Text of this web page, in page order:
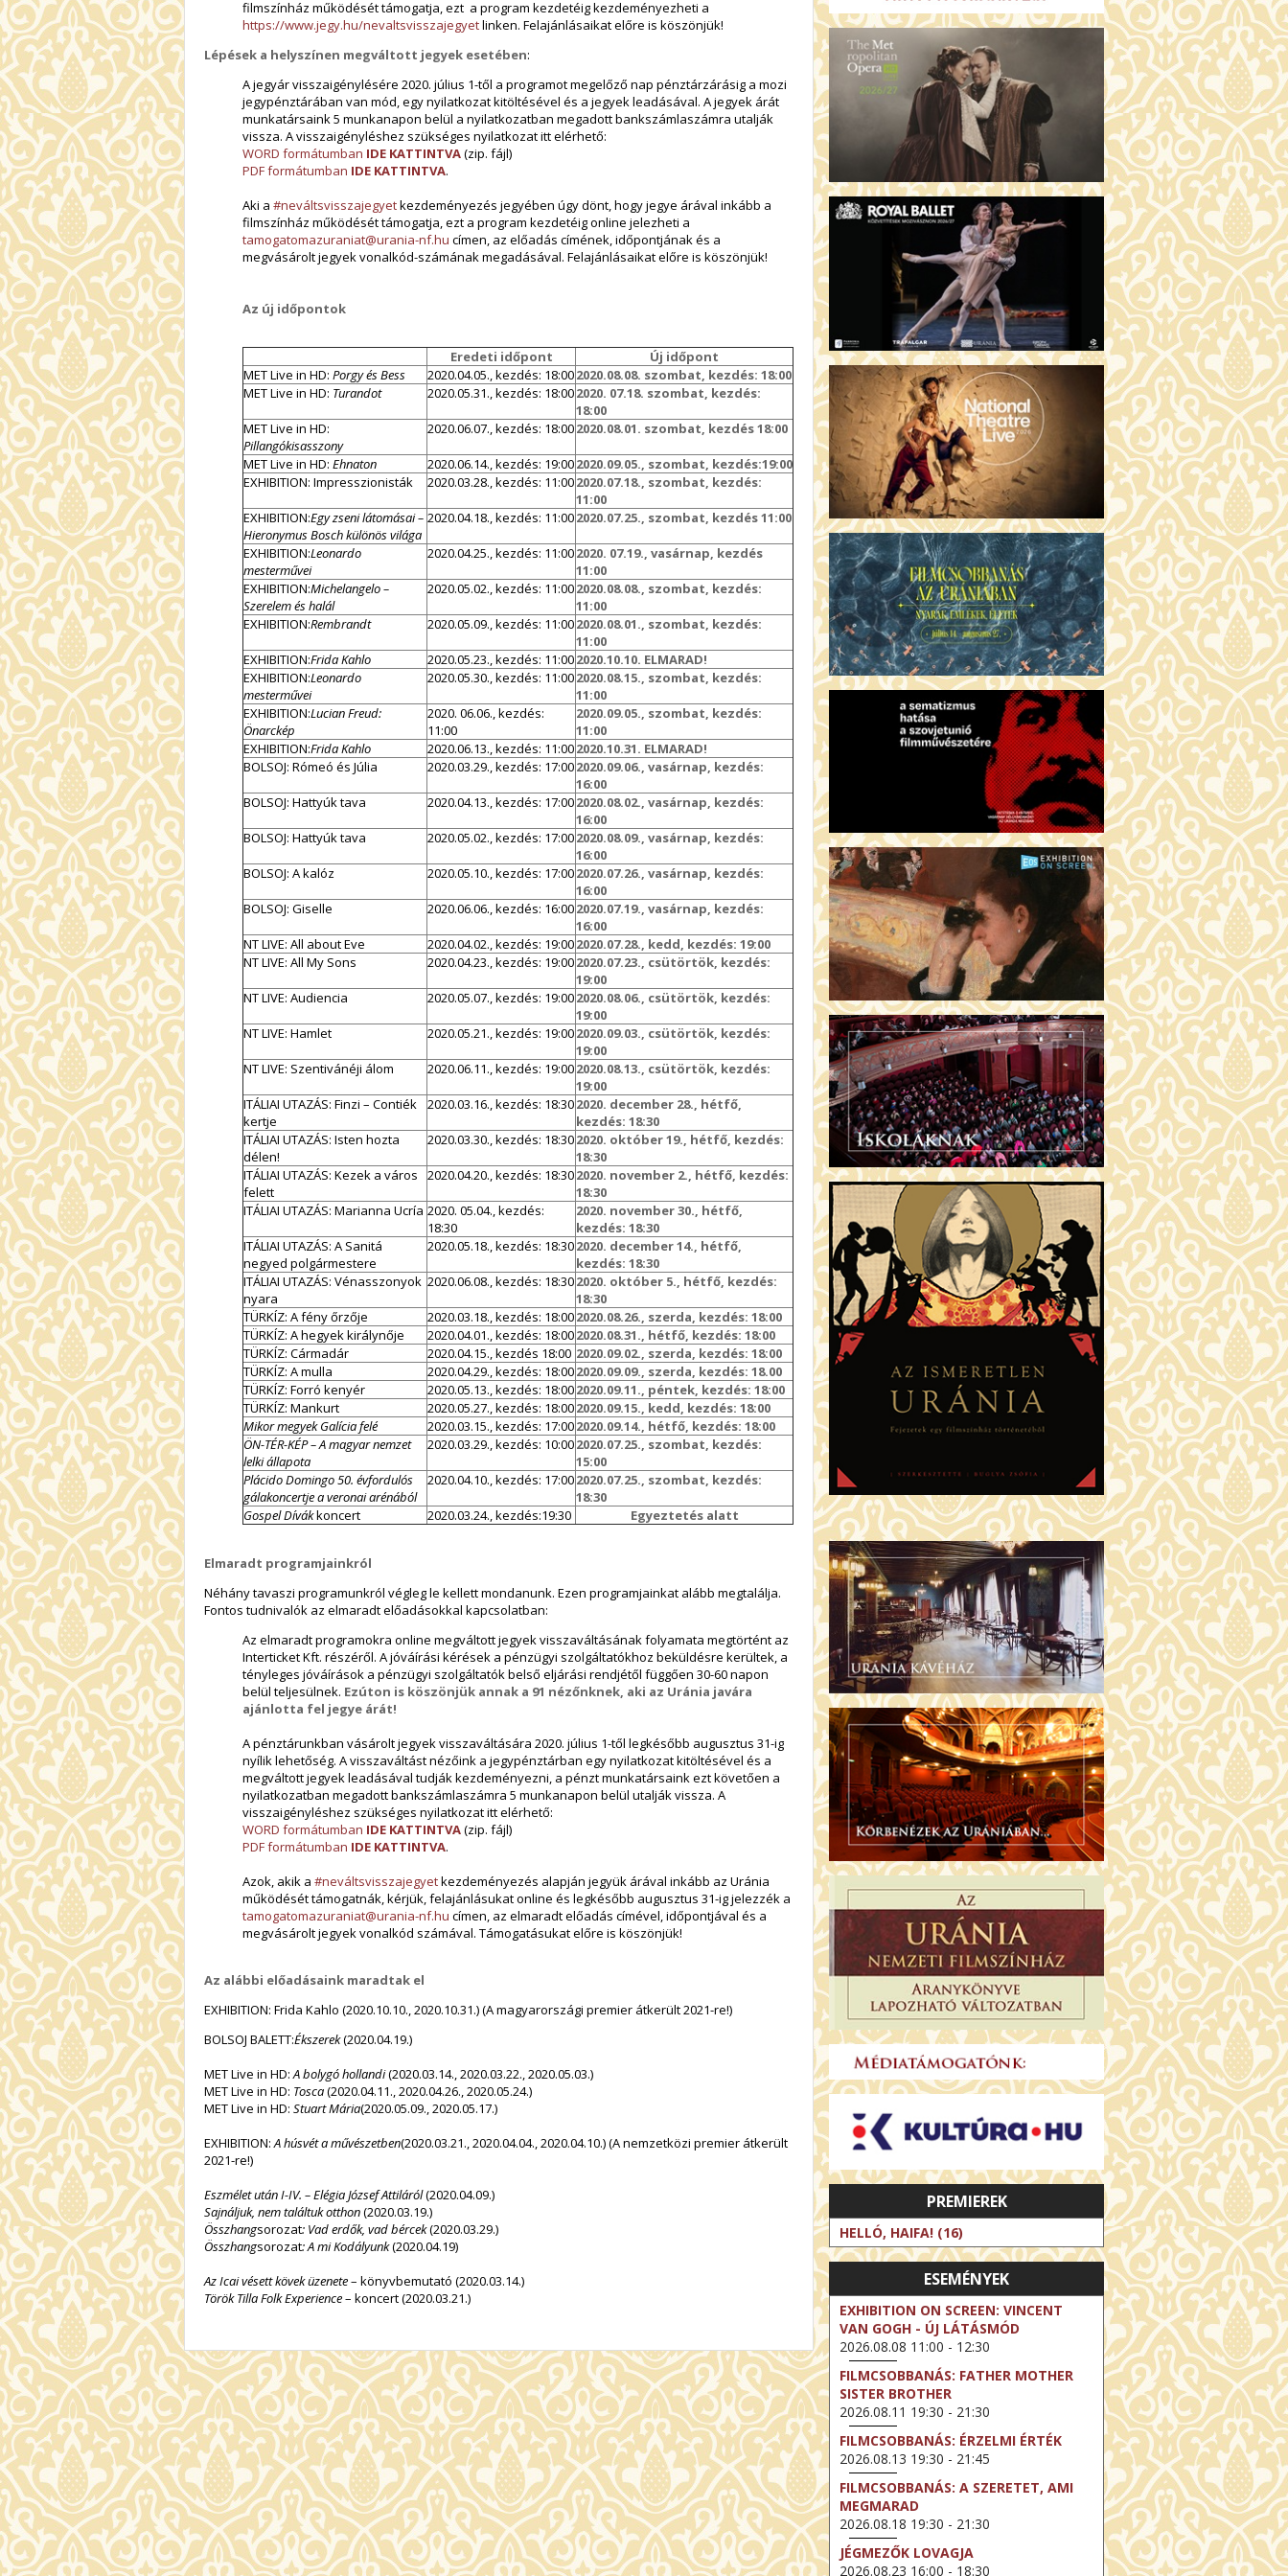
filmszínház működését támogatja, ezt a program kezdetéig kezdeményezheti a
https://www.jegy.hu/nevaltsvisszajegyetlinken. Felajánlásaikat előre is köszönjük!
Lépések a helyszínen megváltott jegyek esetében:
A jegyár visszaigénylésére 2020. július 1-től a programot megelőző nap pénztárzárásig a mozi
jegypénztárában van mód, egy nyilatkozat kitöltésével és a jegyek leadásával. A jegyek árát
munkatársaink 5 munkanapon belül a nyilatkozatban megadott bankszámlaszámra utalják
vissza. A visszaigényléshez szükséges nyilatkozat itt elérhető:
WORD formátumban IDE KATTINTVA(zip. fájl)
PDF formátumban IDE KATTINTVA.
Aki a #neváltsvisszajegyetkezdeményezés jegyében úgy dönt, hogy jegye árával inkább a
filmszínház működését támogatja, ezt a program kezdetéig online jelezheti a
tamogatomazuraniat@urania-nf.hu címen, az előadás címének, időpontjának és a
megvásárolt jegyek vonalkód-számának megadásával. Felajánlásaikat előre is köszönjük!
Az új időpontok
Eredeti időpont
Új időpont
MET Live in HD: Porgy és Bess 2020.04.05., kezdés: 18:002020.08.08. szombat, kezdés: 18:00
MET Live in HD: Turandot 2020.05.31., kezdés: 18:002020. 07.18. szombat, kezdés:
18:00
MET Live in HD:
Pillangókisasszony
2020.06.07., kezdés: 18:002020.08.01. szombat, kezdés 18:00
MET Live in HD: Ehnaton 2020.06.14., kezdés: 19:002020.09.05., szombat, kezdés:19:00
EXHIBITION: Impresszionisták
2020.03.28., kezdés: 11:002020.07.18., szombat, kezdés:
11:00
EXHIBITION:Egy zseni látomásai –
Hieronymus Bosch különös világa
2020.04.18., kezdés: 11:002020.07.25., szombat, kezdés 11:00
EXHIBITION:Leonardo
mesterművei
2020.04.25., kezdés: 11:002020. 07.19., vasárnap, kezdés
11:00
EXHIBITION:Michelangelo –
Szerelem és halál
2020.05.02., kezdés: 11:002020.08.08., szombat, kezdés:
11:00
EXHIBITION:Rembrandt 2020.05.09., kezdés: 11:002020.08.01., szombat, kezdés:
11:00
EXHIBITION:Frida Kahlo 2020.05.23., kezdés: 11:002020.10.10. ELMARAD!
EXHIBITION:Leonardo
mesterművei
2020.05.30., kezdés: 11:002020.08.15., szombat, kezdés:
11:00
EXHIBITION:Lucian Freud:
Önarckép
2020. 06.06., kezdés:
11:00
2020.09.05., szombat, kezdés:
11:00
EXHIBITION:Frida Kahlo 2020.06.13., kezdés: 11:002020.10.31. ELMARAD!
BOLSOJ: Rómeó és Júlia
2020.03.29., kezdés: 17:002020.09.06., vasárnap, kezdés:
16:00
BOLSOJ: Hattyúk tava
2020.04.13., kezdés: 17:002020.08.02., vasárnap, kezdés:
16:00
BOLSOJ: Hattyúk tava
2020.05.02., kezdés: 17:002020.08.09., vasárnap, kezdés:
16:00
BOLSOJ: A kalóz
2020.05.10., kezdés: 17:002020.07.26., vasárnap, kezdés:
16:00
BOLSOJ: Giselle
2020.06.06., kezdés: 16:002020.07.19., vasárnap, kezdés:
16:00
NT LIVE: All about Eve
2020.04.02., kezdés: 19:002020.07.28., kedd, kezdés: 19:00
NT LIVE: All My Sons
2020.04.23., kezdés: 19:002020.07.23., csütörtök, kezdés:
19:00
NT LIVE: Audiencia
2020.05.07., kezdés: 19:002020.08.06., csütörtök, kezdés:
19:00
NT LIVE: Hamlet
2020.05.21., kezdés: 19:002020.09.03., csütörtök, kezdés:
19:00
NT LIVE: Szentivánéji álom
2020.06.11., kezdés: 19:002020.08.13., csütörtök, kezdés:
19:00
ITÁLIAI UTAZÁS: Finzi – Contiék
kertje
2020.03.16., kezdés: 18:302020. december 28., hétfő,
kezdés: 18:30
ITÁLIAI UTAZÁS: Isten hozta
délen!
2020.03.30., kezdés: 18:302020. október 19., hétfő, kezdés:
18:30
ITÁLIAI UTAZÁS: Kezek a város
felett
2020.04.20., kezdés: 18:302020. november 2., hétfő, kezdés:
18:30
ITÁLIAI UTAZÁS: Marianna Ucría 2020. 05.04., kezdés:
18:30
2020. november 30., hétfő,
kezdés: 18:30
ITÁLIAI UTAZÁS: A Sanitá
negyed polgármestere
2020.05.18., kezdés: 18:302020. december 14., hétfő,
kezdés: 18:30
ITÁLIAI UTAZÁS: Vénasszonyok
nyara
2020.06.08., kezdés: 18:302020. október 5., hétfő, kezdés:
18:30
TÜRKÍZ: A fény őrzője
2020.03.18., kezdés: 18:002020.08.26., szerda, kezdés: 18:00
TÜRKÍZ: A hegyek királynője
2020.04.01., kezdés: 18:002020.08.31., hétfő, kezdés: 18:00
TÜRKÍZ: Cármadár
2020.04.15., kezdés 18:00 2020.09.02., szerda, kezdés: 18:00
TÜRKÍZ: A mulla
2020.04.29., kezdés: 18:002020.09.09., szerda, kezdés: 18.00
TÜRKÍZ: Forró kenyér
2020.05.13., kezdés: 18:002020.09.11., péntek, kezdés: 18:00
TÜRKÍZ: Mankurt
2020.05.27., kezdés: 18:002020.09.15., kedd, kezdés: 18:00
Mikor megyek Galícia felé
2020.03.15., kezdés: 17:002020.09.14., hétfő, kezdés: 18:00
ÖN-TÉR-KÉP – A magyar nemzet
lelki állapota
2020.03.29., kezdés: 10:002020.07.25., szombat, kezdés:
15:00
Plácido Domingo 50. évfordulós
gálakoncertje a veronai arénából
2020.04.10., kezdés: 17:002020.07.25., szombat, kezdés:
18:30
Gospel Dívákkoncert 2020.03.24., kezdés:19:30 Egyeztetés alatt
Elmaradt programjainkról
Néhány tavaszi programunkról végleg le kellett mondanunk. Ezen programjainkat alább megtalálja.
Fontos tudnivalók az elmaradt előadásokkal kapcsolatban:
Az elmaradt programokra online megváltott jegyek visszaváltásának folyamata megtörtént az
Interticket Kft. részéről. A jóváírási kérések a pénzügyi szolgáltatókhoz beküldésre kerültek, a
tényleges jóváírások a pénzügyi szolgáltatók belső eljárási rendjétől függően 30-60 napon
belül teljesülnek. Ezúton is köszönjük annak a 91 nézőnknek, aki az Uránia javára
ajánlotta fel jegye árát!
A pénztárunkban vásárolt jegyek visszaváltására 2020. július 1-től legkésőbb augusztus 31-ig
nyílik lehetőség. A visszaváltást nézőink a jegypénztárban egy nyilatkozat kitöltésével és a
megváltott jegyek leadásával tudják kezdeményezni, a pénzt munkatársaink ezt követően a
nyilatkozatban megadott bankszámlaszámra 5 munkanapon belül utalják vissza. A
visszaigényléshez szükséges nyilatkozat itt elérhető:
WORD formátumban IDE KATTINTVA(zip. fájl)
PDF formátumban IDE KATTINTVA.
Azok, akik a #neváltsvisszajegyetkezdeményezés alapján jegyük árával inkább az Uránia
működését támogatnák, kérjük, felajánlásukat online és legkésőbb augusztus 31-ig jelezzék a
tamogatomazuraniat@urania-nf.hu címen, az elmaradt előadás címével, időpontjával és a
megvásárolt jegyek vonalkód számával. Támogatásukat előre is köszönjük!
Az alábbi előadásaink maradtak el
EXHIBITION: Frida Kahlo (2020.10.10., 2020.10.31.) (A magyarországi premier átkerült 2021-re!)
BOLSOJ BALETT:Ékszerek(2020.04.19.)
MET Live in HD:A bolygó hollandi(2020.03.14., 2020.03.22., 2020.05.03.)
MET Live in HD: Tosca(2020.04.11., 2020.04.26., 2020.05.24.)
MET Live in HD: Stuart Mária(2020.05.09., 2020.05.17.)
EXHIBITION:Ahúsvét a művészetben(2020.03.21., 2020.04.04., 2020.04.10.) (A nemzetközi premier átkerült
2021-re!)
Eszmélet után I-IV. – Elégia József Attiláról(2020.04.09.)
Sajnáljuk, nem találtuk otthon(2020.03.19.)
Összhangsorozat: Vad erdők, vad bércek(2020.03.29.)
Összhangsorozat:A mi Kodályunk(2020.04.19)
Az Icai vésett kövek üzenete– könyvbemutató (2020.03.14.)
Török Tilla Folk Experience– koncert (2020.03.21.)
PREMIEREK
HELLÓ, HAIFA! (16)
ESEMÉNYEK
EXHIBITION ON SCREEN: VINCENT
VAN GOGH - ÚJ LÁTÁSMÓD
2026.08.08 11:00 - 12:30
FILMCSOBBANÁS: FATHER MOTHER
SISTER BROTHER
2026.08.11 19:30 - 21:30
FILMCSOBBANÁS: ÉRZELMI ÉRTÉK
2026.08.13 19:30 - 21:45
FILMCSOBBANÁS: A SZERETET, AMI
MEGMARAD
2026.08.18 19:30 - 21:30
JÉGMEZŐK LOVAGJA
2026.08.23 16:00 - 18:30